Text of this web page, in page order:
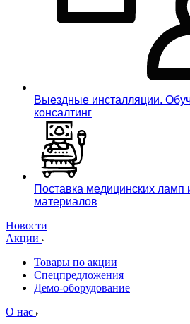
Выездные инсталляции.
консалтинг
Поставка медицинских ламп
материалов
Новости
Акции
Товары по акции
Спецпредложения
Демо-оборудование
О нас